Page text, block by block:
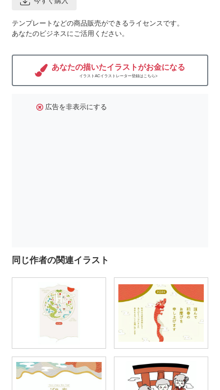
テンプレートなどの商品販売ができるライセンスです。
あなたのビジネスにご活用ください。
あなたの描いたイラストがお金になる
イラストACイラストレーター登録はこちら>
広告を非表示にする
同じ作者の関連イラスト